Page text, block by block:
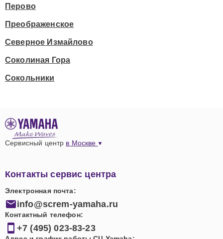
Перово
Преображенское
Северное Измайлово
Соколиная Гора
Сокольники
Сервисный центр в Москве
Контакты сервис центра
Электронная почта:
info@screm-yamaha.ru
Контактный телефон:
+7 (495) 023-83-23